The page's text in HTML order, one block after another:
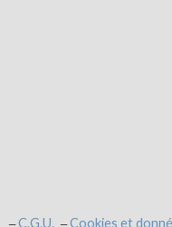
C.G.U. Cookies et